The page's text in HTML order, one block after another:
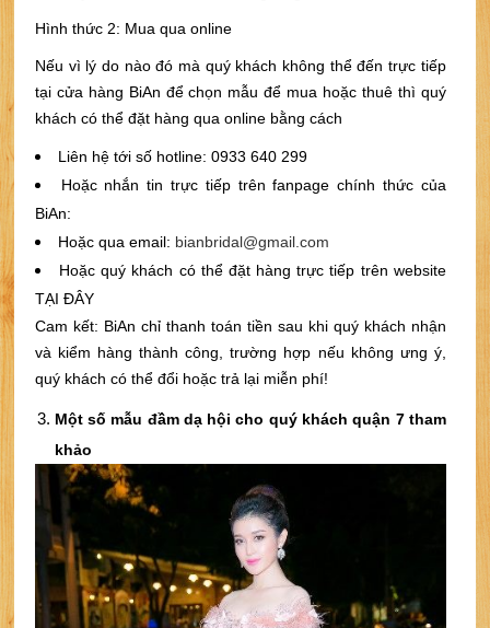
Hình thức 2: Mua qua online
Nếu vì lý do nào đó mà quý khách không thể đến trực tiếp
tại cửa hàng BiAn để chọn mẫu để mua hoặc thuê thì quý
khách có thể đặt hàng qua online bằng cách
Liên hệ tới số hotline: 0933 640 299
Hoặc nhắn tin trực tiếp trên fanpage chính thức của
BiAn:
Hoặc qua email: bianbridal@gmail.com
Hoặc quý khách có thể đặt hàng trực tiếp trên website
TẠI ĐÂY
Cam kết: BiAn chỉ thanh toán tiền sau khi quý khách nhận
và kiểm hàng thành công, trường hợp nếu không ưng ý,
quý khách có thể đổi hoặc trả lại miễn phí!
Một số mẫu đầm dạ hội cho quý khách quận 7 tham
khảo